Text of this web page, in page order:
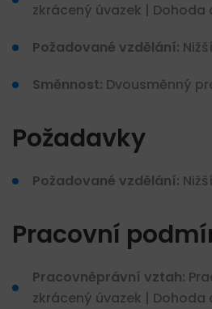
zkrácený úvazek |
Požadované vzdělání:
Směnnost: Dvousměnný
Požadavky
Požadované vzdělání:
Pracovní
Pracovněprávní vztah:
zkrácený úvazek |